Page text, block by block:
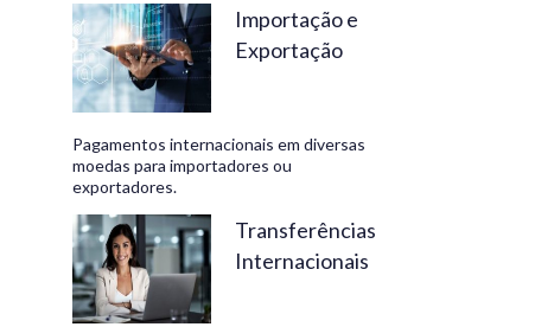
são nossos
diferenciais.
Bank,
negócios
rentáveis
Importação e
Exportação
Pagamentos internacionais em diversas
moedas para importadores ou
exportadores.
Transferências
Internacionais